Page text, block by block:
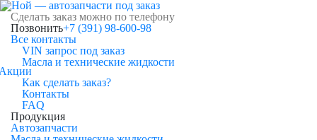
Сделать заказ можно по телефону
Позвонить+7 (391) 98-600-98
Все контакты
VIN запрос под заказ
Масла и технические жидкости
Как сделать заказ?
Контакты
FAQ
Продукция
Автозапчасти